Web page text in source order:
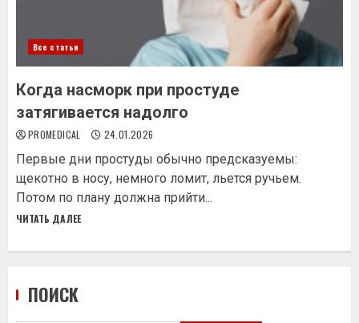
Все статьи
Когда насморк при простуде
затягивается надолго
PROMEDICAL 24.01.2026
Первые дни простуды обычно предсказуемы:
щекотно в носу, немного ломит, льется ручьем.
Потом по плану должна прийти...
ЧИТАТЬ ДАЛЕЕ
ПОИСК